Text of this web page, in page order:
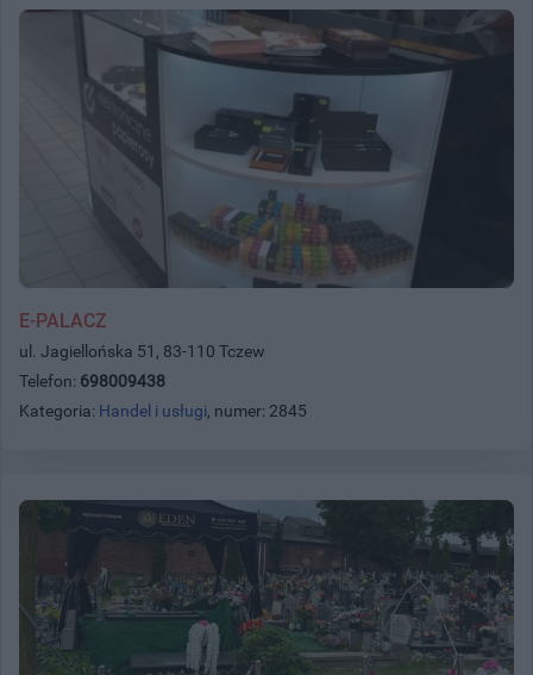
E-PALACZ
ul. Jagiellońska 51, 83-110 Tczew
Telefon: 698009438
Kategoria: Handel i usługi, numer: 2845